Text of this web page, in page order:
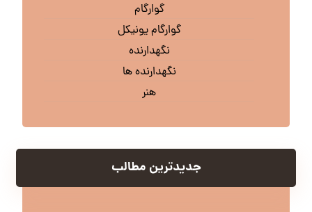
گوارگام
گوارگام یونیکل
نگهدارنده
نگهدارنده ها
هنر
جدیدترین مطالب